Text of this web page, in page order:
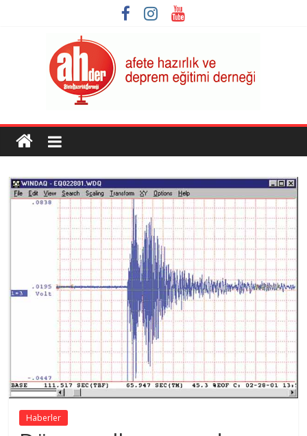
AHDER
Afete
ve
Deprem
Haberler